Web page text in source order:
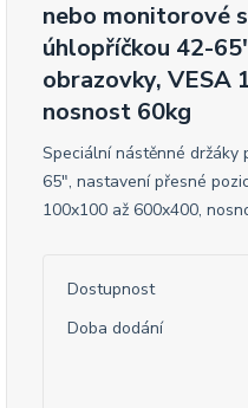
nebo monitorové
úhlopříčkou 42-
obrazovky, VESA
nosnost 60kg
Speciální nástěnné
65", nastavení přesné
100x100 až 600x400,
Dostupnost
Doba dodání